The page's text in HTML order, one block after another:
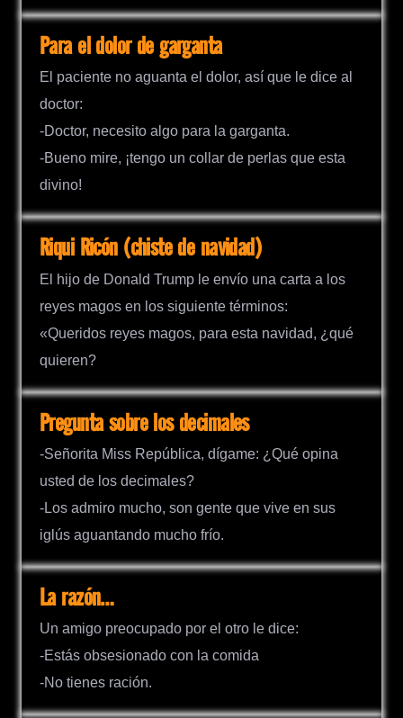
Para el dolor de garganta
El paciente no aguanta el dolor, así que le dice al
doctor:
-Doctor, necesito algo para la garganta.
-Bueno mire, ¡tengo un collar de perlas que esta
divino!
Riqui Ricón (chiste de navidad)
El hijo de Donald Trump le envío una carta a los
reyes magos en los siguiente términos:
«Queridos reyes magos, para esta navidad, ¿qué
quieren?
Pregunta sobre los decimales
-Señorita Miss República, dígame: ¿Qué opina
usted de los decimales?
-Los admiro mucho, son gente que vive en sus
iglús aguantando mucho frío.
La razón…
Un amigo preocupado por el otro le dice:
-Estás obsesionado con la comida
-No tienes ración.